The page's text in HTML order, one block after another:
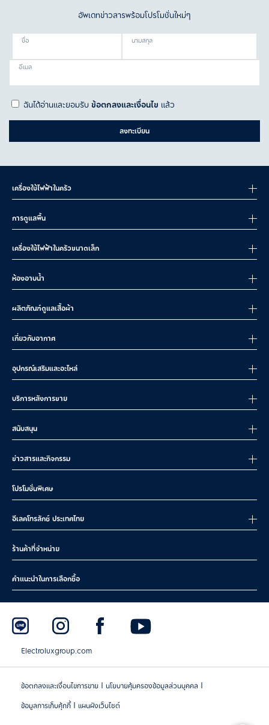
อัพเดทข่าวสารพร้อมโปรโมชั่นใหม่ๆ
ชื่อ นามสกุล
อีเมล
ฉันได้อ่านและยอมรับข้อตกลงและเงื่อนไข แล้ว
ลงทะเบียน
เครื่องใช้ไฟฟ้าในครัว
การดูแลพื้น
เครื่องใช้ไฟฟ้าในครัวขนาดเล็ก
ห้องอาบน้ำ
ผลิตภัณฑ์ดูแลเสื้อผ้า
เกี่ยวกับอากาศ
อุปกรณ์เสริมและอะไหล่
บริการหลังการขาย
สนับสนุน
ข่าวสารและกิจกรรม
โปรโมชั่นพิเศษ
อีเลคโทรลักซ์ ประเทศไทย
ร้านค้าที่จำหน่าย
คำแนะนำในการเลือกซื้อ
Electroluxgroup.com
ข้อตกลงและเงื่อนไขการขาย | นโยบายคุ้มครองข้อมูลส่วนบุคคล |
ข้อมูลการเก็บคุ้กกี้ | แผนผังเว็บไซต์